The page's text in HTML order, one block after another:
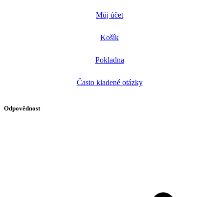
Můj účet
Košík
Pokladna
Často kladené otázky
Odpovědnost